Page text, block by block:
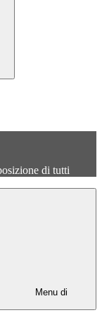
di tutti
Menu di